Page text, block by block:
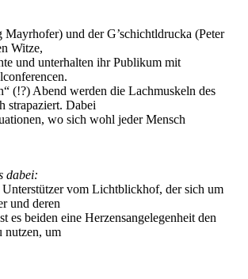
Mayrhofer) und der G’schichtldrucka (Peter
Witze,
und unterhalten ihr Publikum mit
(!?) Abend werden die Lachmuskeln des
strapaziert. Dabei
wo sich wohl jeder Mensch
dabei:
vom Lichtblickhof, der sich um
und deren
es beiden eine Herzensangelegenheit den
nutzen, um